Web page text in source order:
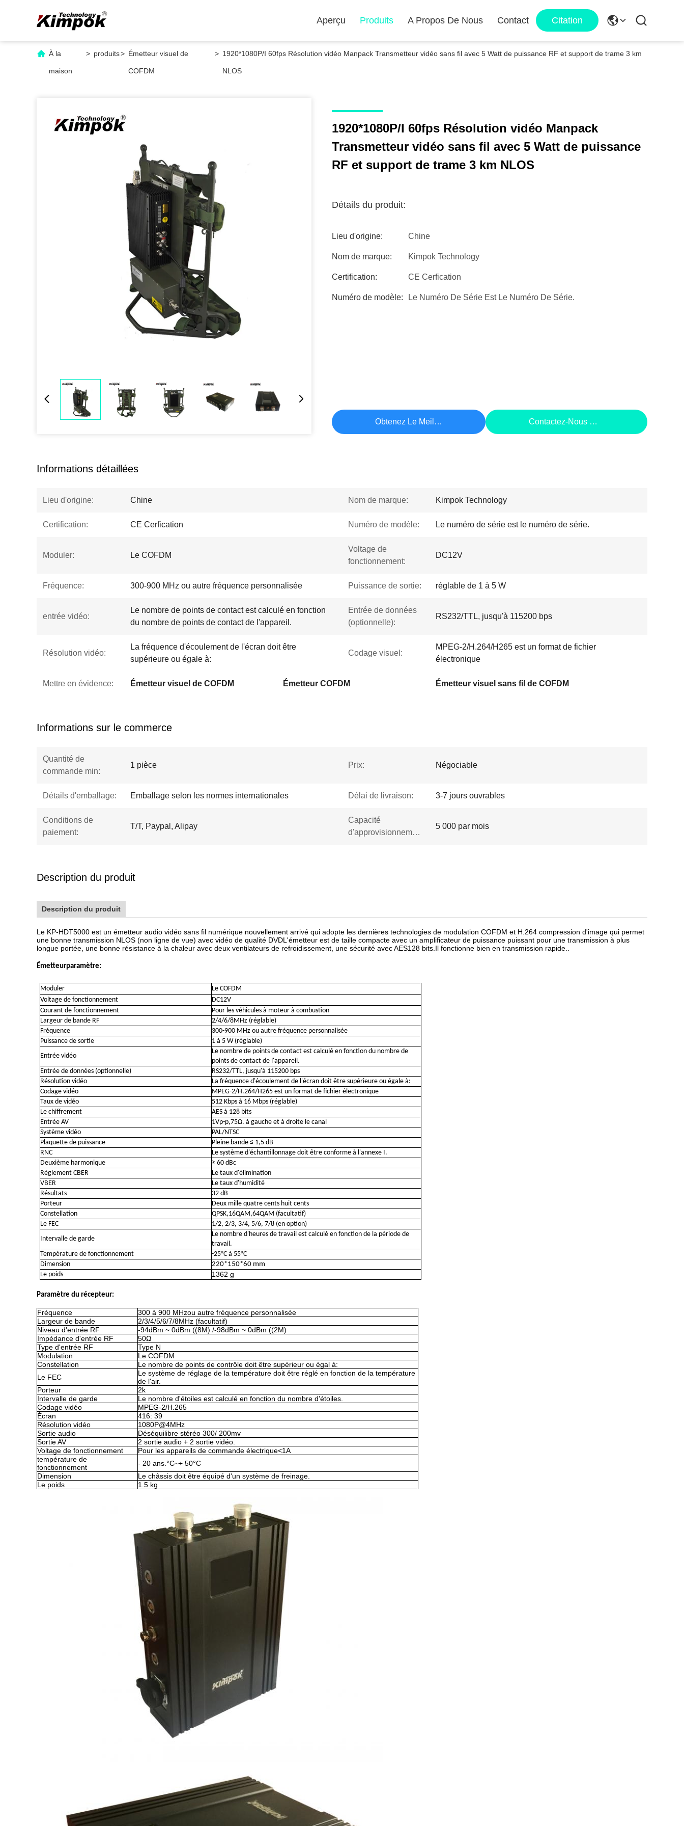
Aperçu Produits A Propos De Nous Contact Citation
À la
maison
> produits> Émetteur visuel de
COFDM
> 1920*1080P/I 60fps Résolution vidéo Manpack Transmetteur vidéo sans fil avec 5 Watt de puissance RF et support de trame 3 km
NLOS
1920*1080P/I 60fps Résolution vidéo Manpack
Transmetteur vidéo sans fil avec 5 Watt de puissance
RF et support de trame 3 km NLOS
Détails du produit:
Lieu d'origine: Chine
Nom de marque: Kimpok Technology
Certification: CE Cerfication
Numéro de modèle: Le Numéro De Série Est Le Numéro De Série.
Obtenez Le Meilleur Prix Contactez-Nous Maintenant
Informations détaillées
Lieu d'origine: Chine Nom de marque: Kimpok Technology
Certification: CE Cerfication Numéro de modèle: Le numéro de série est le numéro de série.
Moduler: Le COFDM
Voltage de
fonctionnement:
DC12V
Fréquence: 300-900 MHz ou autre fréquence personnalisée Puissance de sortie: réglable de 1 à 5 W
entrée vidéo:
Le nombre de points de contact est calculé en fonction
du nombre de points de contact de l'appareil.
Entrée de données
(optionnelle):
RS232/TTL, jusqu'à 115200 bps
Résolution vidéo:
La fréquence d'écoulement de l'écran doit être
supérieure ou égale à:
Codage visuel:
MPEG-2/H.264/H265 est un format de fichier
électronique
Mettre en évidence: Émetteur visuel de COFDM Émetteur COFDM Émetteur visuel sans fil de COFDM
Informations sur le commerce
Quantité de
commande min:
1 pièce Prix: Négociable
Détails d'emballage: Emballage selon les normes internationales Délai de livraison: 3-7 jours ouvrables
Conditions de
paiement:
T/T, Paypal, Alipay
Capacité
d'approvisionnement:
5 000 par mois
Description du produit
Description du produit
Le KP-HDT5000 est un émetteur audio vidéo sans fil numérique nouvellement arrivé qui adopte les dernières technologies de modulation COFDM et H.264 compression d'image qui permet
une bonne transmission NLOS (non ligne de vue) avec vidéo de qualité DVDL'émetteur est de taille compacte avec un amplificateur de puissance puissant pour une transmission à plus
longue portée, une bonne résistance à la chaleur avec deux ventilateurs de refroidissement, une sécurité avec AES128 bits.Il fonctionne bien en transmission rapide..
Émetteurparamètre:
Moduler
Le COFDM
Voltage de fonctionnement
DC12V
Courant de fonctionnement
Pour les véhicules à moteur à combustion
Largeur de bande RF
2/4/6/8MHz (réglable)
Fréquence
300-900 MHz ou autre fréquence personnalisée
Puissance de sortie
1 à 5 W (réglable)
Entrée vidéo
Le nombre de points de contact est calculé en fonction du nombre de
points de contact de l'appareil.
Entrée de données (optionnelle)
RS232/TTL, jusqu'à 115200 bps
Résolution vidéo
La fréquence d'écoulement de l'écran doit être supérieure ou égale à:
Codage vidéo
MPEG-2/H.264/H265 est un format de fichier électronique
Taux de vidéo
512 Kbps à 16 Mbps (réglable)
Le chiffrement
AES à 128 bits
Entrée AV
1Vp-p,75Ω. à gauche et à droite le canal
Système vidéo
PAL/NTSC
Plaquette de puissance
Pleine bande ≤ 1,5 dB
RNC
Le système d'échantillonnage doit être conforme à l'annexe I.
Deuxième harmonique
≥ 60 dBc
Règlement CBER
Le taux d'élimination
VBER
Le taux d'humidité
Résultats
32 dB
Porteur
Deux mille quatre cents huit cents
Constellation
QPSK,16QAM,64QAM (facultatif)
Le FEC
1/2, 2/3, 3/4, 5/6, 7/8 (en option)
Intervalle de garde
Le nombre d'heures de travail est calculé en fonction de la période de
travail.
Température de fonctionnement
-25°C à 55°C
Dimension
220*150*60 mm
Le poids
1362 g
Paramètre du récepteur:
Fréquence 300 à 900 MHzou autre fréquence personnalisée
Largeur de bande
2/3/4/5/6/7/8MHz (facultatif)
Niveau d'entrée RF
-94dBm ~ 0dBm ((8M) /-98dBm ~ 0dBm ((2M)
Impédance d'entrée RF
50Ω
Type d'entrée RF
Type N
Modulation
Le COFDM
Constellation
Le nombre de points de contrôle doit être supérieur ou égal à:
Le FEC
Le système de réglage de la température doit être réglé en fonction de la température
de l'air.
Porteur
2k
Intervalle de garde
Le nombre d'étoiles est calculé en fonction du nombre d'étoiles.
Codage vidéo
MPEG-2/H. 265
Écran
416: 39
Résolution vidéo
1080P@4MHz
Sortie audio
Déséquilibre stéréo 300/ 200mv
Sortie AV
2 sortie audio + 2 sortie vidéo.
Voltage de fonctionnement
Pour les appareils de commande électrique<1A
température de
fonctionnement
- 20 ans. °C~+ 50°C
Dimension
Le châssis doit être équipé d'un système de freinage.
Le poids
1.5 kg